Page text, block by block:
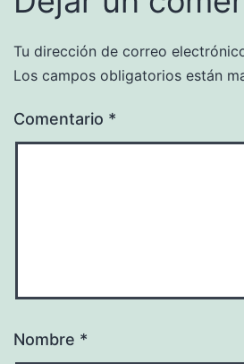
Tu dirección de correo
Los campos obligatorios están
Comentario *
Nombre *